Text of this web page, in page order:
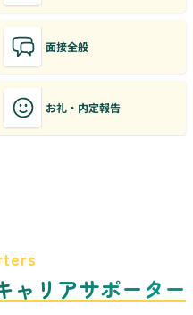
面接全般
お礼・内定報告
ャリアサポーター